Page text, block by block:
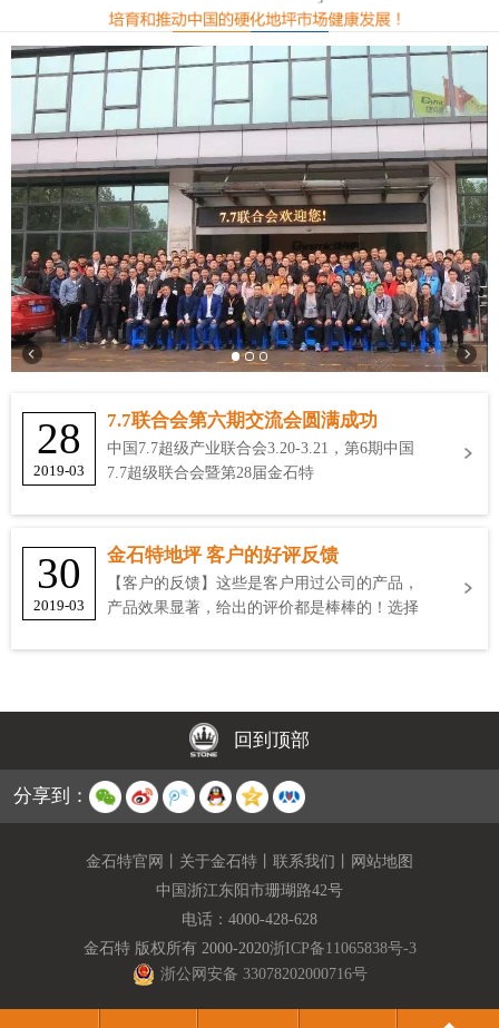
28
2019-03
7.7联合会第六期交流会圆满成功
中国7.7超级产业联合会3.20-3.21，第6期中国
7.7超级联合会暨第28届金石特
30
2019-03
金石特地坪 客户的好评反馈
【客户的反馈】这些是客户用过公司的产品，
产品效果显著，给出的评价都是棒棒的！选择
回到顶部
分享到：
金石特官网 关于金石特 联系我们
网站地图
中国浙江东阳市珊瑚路42号
电话： 4000-428-628
金石特 版权所有 2000-2020浙ICP备11065838号-3
浙公网安备 33078202000716号